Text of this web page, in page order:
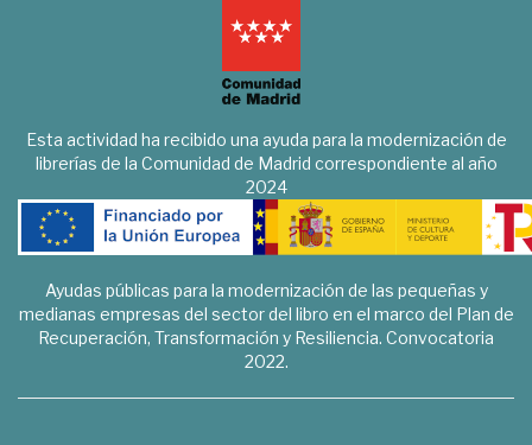
Esta actividad ha recibido una ayuda para la modernización de
librerías de la Comunidad de Madrid correspondiente al año
2024
Ayudas públicas para la modernización de las pequeñas y
medianas empresas del sector del libro en el marco del Plan de
Recuperación, Transformación y Resiliencia. Convocatoria
2022.